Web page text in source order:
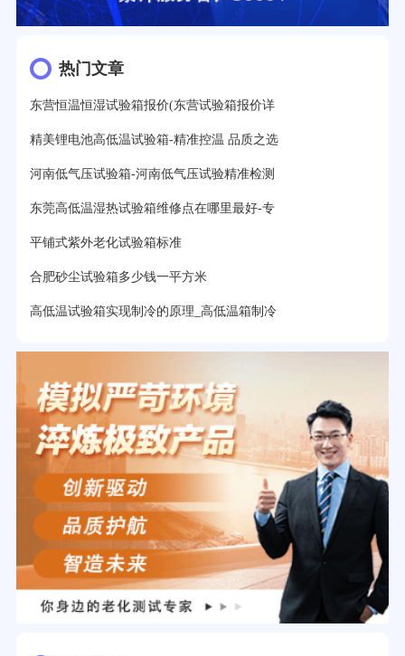
热门文章
东营恒温恒湿试验箱报价(东营试验箱报价详
精美锂电池高低温试验箱-精准控温 品质之选
河南低气压试验箱-河南低气压试验精准检测
东莞高低温湿热试验箱维修点在哪里最好-专
平铺式紫外老化试验箱标准
合肥砂尘试验箱多少钱一平方米
高低温试验箱实现制冷的原理_高低温箱制冷